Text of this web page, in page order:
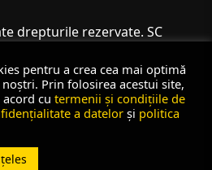
drepturile rezervate. SC
pentru a crea cea mai optimă
Prin folosirea acestui site,
cu termenii și condițiile de
a datelor și politica